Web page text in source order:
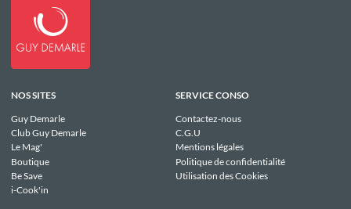
NOS SITES
Guy Demarle
Club Guy Demarle
Le Mag'
Boutique
Be Save
i-Cook'in
SERVICE CONSO
Contactez-nous
C.G.U
Mentions légales
Politique de confidentialité
Utilisation des Cookies